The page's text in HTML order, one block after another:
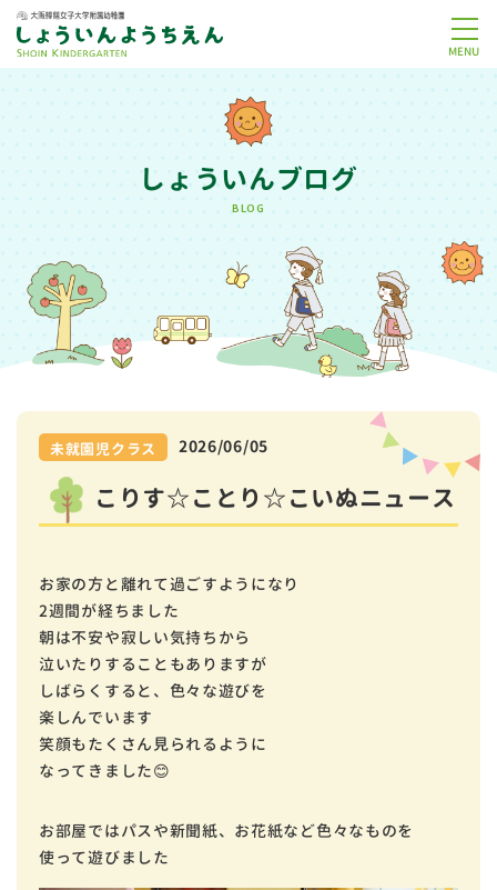
MENU
しょういんブログ
BLOG
未就園児クラス 2026/06/05
こりす☆ことり☆こいぬニュース
お家の方と離れて過ごすようになり
2週間が経ちました
朝は不安や寂しい気持ちから
泣いたりすることもありますが
しばらくすると、色々な遊びを
楽しんでいます
笑顔もたくさん見られるように
なってきました😊
お部屋ではパスや新聞紙、お花紙など色々なものを
使って遊びました